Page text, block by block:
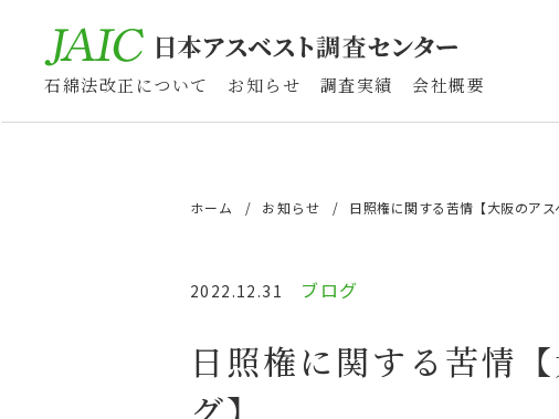
石綿法改正について お知らせ 調査実績 会社概要
ホーム お知らせ 日照権に関する苦情【大阪のアス
2022.12.31 ブログ
日照権に関する苦情